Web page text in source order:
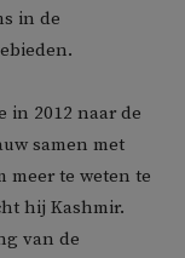
in de
in 2012 naar de
samen met
meer te weten te
hij Kashmir.
van de